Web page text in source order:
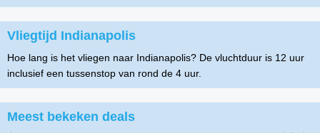
Vliegtijd Indianapolis
Hoe lang is het vliegen naar Indianapolis? De vluchtduur is 12 uur
inclusief een tussenstop van rond de 4 uur.
Meest bekeken deals